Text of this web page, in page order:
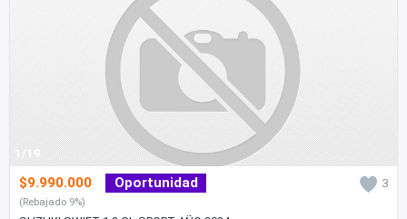
1/19
$9.990.000 Oportunidad 3
(Rebajado 9%)